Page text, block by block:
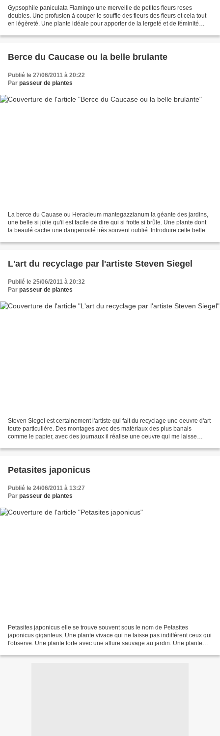
Gypsophile paniculata Flamingo une merveille de petites fleurs roses
doubles. Une profusion à couper le souffle des fleurs des fleurs et cela tout
en légèreté. Une plante idéale pour apporter de la lergeté et de féminité
Berce du Caucase ou la belle brulante
Publié le 27/06/2011 à 20:22
Par passeur de plantes
La berce du Cauase ou Heracleum mantegazzianum la géante des jardins,
une belle si jolie qu'il est facile de dire qui si frotte si brûle. Une plante dont
la beauté cache une dangerosité très souvent oublié. Introduire cette belle
L'art du recyclage par l'artiste Steven Siegel
Publié le 25/06/2011 à 20:32
Par passeur de plantes
Steven Siegel est certainement l'artiste qui fait du recyclage une oeuvre d'art
toute particulière. Des montages avec des matériaux des plus banals
comme le papier, avec des journaux il réalise une oeuvre qui me laisse
Petasites japonicus
Publié le 24/06/2011 à 13:27
Par passeur de plantes
Petasites japonicus elle se trouve souvent sous le nom de Petasites
japonicus giganteus. Une plante vivace qui ne laisse pas indifférent ceux qui
l'observe. Une plante forte avec une allure sauvage au jardin. Une plante